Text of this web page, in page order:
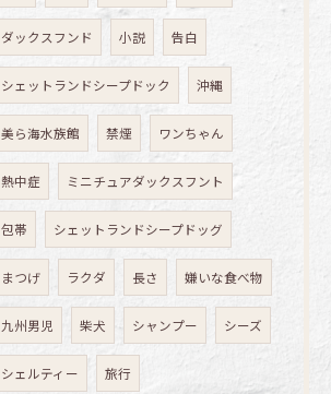
ダックスフンド 小説 告白
シェットランドシープドック 沖縄
美ら海水族館 禁煙 ワンちゃん
熱中症 ミニチュアダックスフント
包帯 シェットランドシープドッグ
まつげ ラクダ 長さ 嫌いな食べ物
九州男児 柴犬 シャンプー シーズ
シェルティー 旅行